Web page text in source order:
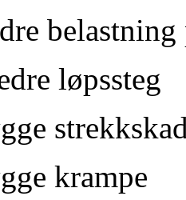
belastning
løpssteg
krampe